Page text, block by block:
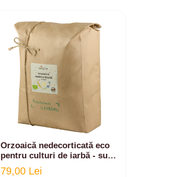
Orzoaică nedecorticată eco
pentru culturi de iarbă - suc
iarbă grâu | 5kg
79,00 Lei